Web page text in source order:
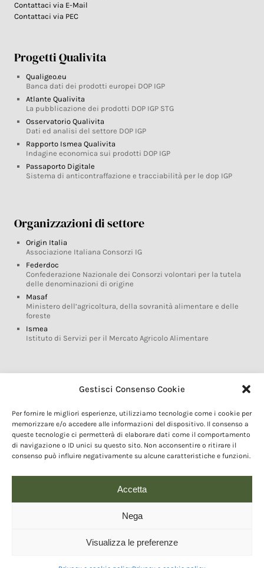
Gestisci Consenso Cookie
Per fornire le migliori esperienze, utilizziamo tecnologie come i cookie per
memorizzare e/o accedere alle informazioni del dispositivo. Il consenso a
queste tecnologie ci permetterà di elaborare dati come il comportamento
di navigazione o ID unici su questo sito. Non acconsentire o ritirare il
consenso può influire negativamente su alcune caratteristiche e funzioni.
Accetta
Nega
Visualizza le preferenze
Contattaci via E-Mail
Contattaci via PEC
Progetti Qualivita
Qualigeo.eu
Banca dati dei prodotti europei DOP IGP
Atlante Qualivita
La pubblicazione dei prodotti DOP IGP STG
Osservatorio Qualivita
Dati ed analisi del settore DOP IGP
Rapporto Ismea Qualivita
Indagine economica sui prodotti DOP IGP
Passaporto Digitale
Sistema di anticontraffazione e tracciabilità per le dop IGP
Organizzazioni di settore
Origin Italia
Associazione Italiana Consorzi IG
Federdoc
Confederazione Nazionale dei Consorzi volontari per la tutela
delle denominazioni di origine
Masaf
Ministero dell’agricoltura, della sovranità alimentare e delle
foreste
Ismea
Istituto di Servizi per il Mercato Agricolo Alimentare
Glossario DOP IGP
Marchi DOP IGP
Normativa prodotti DOP IGP
Consorzi di Tutela
Farm To Fork e prodotti DOP IGP
comunicazione